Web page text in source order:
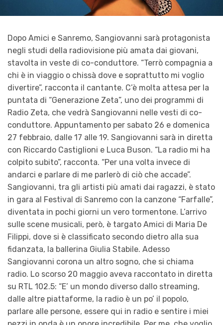
Dopo Amici e Sanremo, Sangiovanni sarà protagonista
negli studi della radiovisione più amata dai giovani,
stavolta in veste di co-conduttore. “Terrò compagnia a
chi è in viaggio o chissà dove e soprattutto mi voglio
divertire”, racconta il cantante. C’è molta attesa per la
puntata di “Generazione Zeta”, uno dei programmi di
Radio Zeta, che vedrà Sangiovanni nelle vesti di co-
conduttore. Appuntamento per sabato 26 e domenica
27 febbraio, dalle 17 alle 19. Sangiovanni sarà in diretta
con Riccardo Castiglioni e Luca Buson. “La radio mi ha
colpito subito”, racconta. “Per una volta invece di
andarci e parlare di me parlerò di ciò che accade”.
Sangiovanni, tra gli artisti più amati dai ragazzi, è stato
in gara al Festival di Sanremo con la canzone “Farfalle”,
diventata in pochi giorni un vero tormentone. L’arrivo
sulle scene musicali, però, è targato Amici di Maria De
Filippi, dove si è classificato secondo dietro alla sua
fidanzata, la ballerina Giulia Stabile. Adesso
Sangiovanni corona un altro sogno, che si chiama
radio. Lo scorso 20 maggio aveva raccontato in diretta
su RTL 102.5: “E’ un mondo diverso dallo streaming,
dalle altre piattaforme, la radio è un po’ il popolo,
parlare alle persone, essere qui in radio e sentire i miei